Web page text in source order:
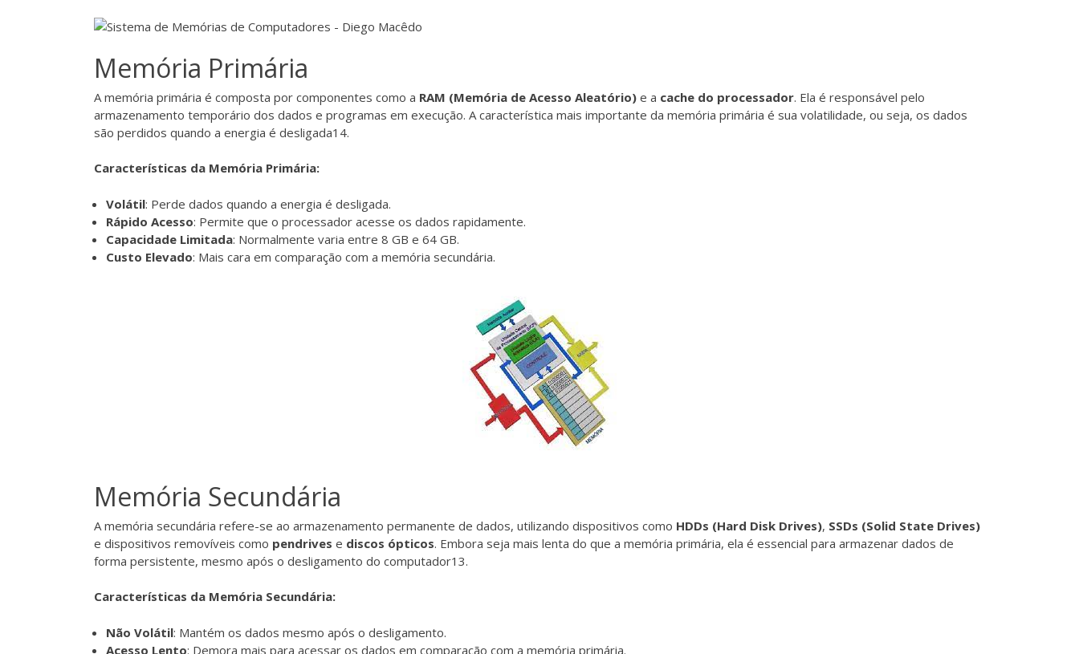
Memória Primária
A memória primária é composta por componentes como a RAM (Memória de Acesso Aleatório) e a cache do processador. Ela é responsável pelo
armazenamento temporário dos dados e programas em execução. A característica mais importante da memória primária é sua volatilidade, ou seja, os dados
são perdidos quando a energia é desligada1 4.
Características da Memória Primária:
Volátil: Perde dados quando a energia é desligada.
Rápido Acesso: Permite que o processador acesse os dados rapidamente.
Capacidade Limitada: Normalmente varia entre 8 GB e 64 GB.
Custo Elevado: Mais cara em comparação com a memória secundária.
Memória Secundária
A memória secundária refere-se ao armazenamento permanente de dados, utilizando dispositivos como HDDs (Hard Disk Drives), SSDs (Solid State Drives)
e dispositivos removíveis como pendrives e discos ópticos. Embora seja mais lenta do que a memória primária, ela é essencial para armazenar dados de
forma persistente, mesmo após o desligamento do computador1 3.
Características da Memória Secundária:
Não Volátil: Mantém os dados mesmo após o desligamento.
Acesso Lento: Demora mais para acessar os dados em comparação com a memória primária.